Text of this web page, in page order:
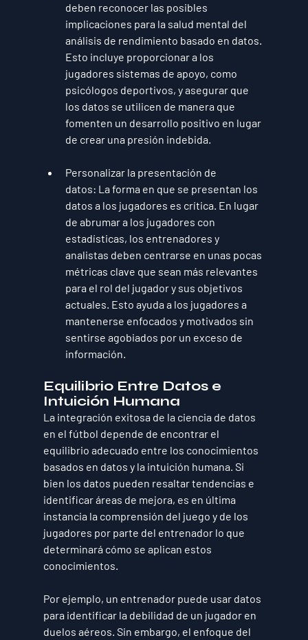
deben reconocer las posibles
implicaciones para la salud mental del
análisis de rendimiento basado en datos.
Esto incluye proporcionar a los
jugadores sistemas de apoyo, como
psicólogos deportivos, y asegurar que
los datos se utilicen de manera que
fomenten un desarrollo positivo en lugar
de crear una presión indebida.
Personalizar la presentación de
datos: La forma en que se presentan los
datos a los jugadores es crítica. En lugar
de abrumar a los jugadores con
estadísticas, los entrenadores y
analistas deben centrarse en unas pocas
métricas clave que sean más relevantes
para el rol del jugador y sus objetivos
actuales. Esto ayuda a los jugadores a
mantenerse enfocados y motivados sin
sentirse agobiados por un exceso de
información.
Equilibrio Entre Datos e
Intuición Humana
La integración exitosa de la ciencia de datos
en el fútbol depende de encontrar el
equilibrio adecuado entre los conocimientos
basados en datos y la intuición humana. Si
bien los datos pueden resaltar tendencias e
identificar áreas de mejora, es en última
instancia la comprensión del juego y de los
jugadores por parte del entrenador lo que
determinará cómo se aplican estos
conocimientos.
Por ejemplo, un entrenador puede usar datos
para identificar la debilidad de un jugador en
duelos aéreos. Sin embargo, el enfoque del